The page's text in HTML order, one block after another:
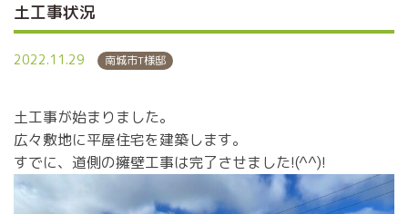
土工事状況
2022.11.29 南城市T様邸
土工事が始まりました。
広々敷地に平屋住宅を建築します。
すでに、道側の擁壁工事は完了させました!(^^)!